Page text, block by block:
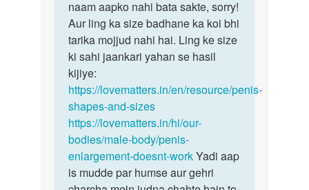
Mam
agar
koi
aisa
hai…
by
Rahul
kumar
bete!
Hum
kisi
bhee…
naam aapko nahi bata sakte, sorry!
Aur ling ka size badhane ka koi bhi
tarika mojjud nahi hai. Ling ke size
ki sahi jaankari yahan se hasil
kijiye:
https://lovematters.in/en/resource/penis-
shapes-and-sizes
https://lovematters.in/hi/our-
bodies/male-body/penis-
enlargement-doesnt-workYadi aap
is mudde par humse aur gehri